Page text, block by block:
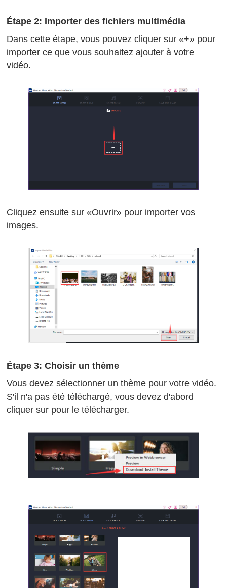
Étape 2: Importer des fichiers multimédia
Dans cette étape, vous pouvez cliquer sur «+» pour
importer ce que vous souhaitez ajouter à votre
vidéo.
Cliquez ensuite sur «Ouvrir» pour importer vos
images.
Étape 3: Choisir un thème
Vous devez sélectionner un thème pour votre vidéo.
S'il n'a pas été téléchargé, vous devez d'abord
cliquer sur pour le télécharger.